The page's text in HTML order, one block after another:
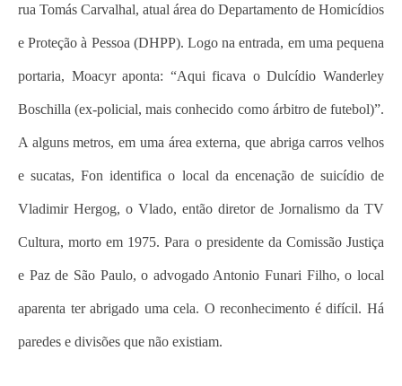
rua Tomás Carvalhal, atual área do Departamento de Homicídios
e Proteção à Pessoa (DHPP). Logo na entrada, em uma pequena
portaria, Moacyr aponta: “Aqui ficava o Dulcídio Wanderley
Boschilla (ex-policial, mais conhecido como árbitro de futebol)”.
A alguns metros, em uma área externa, que abriga carros velhos
e sucatas, Fon identifica o local da encenação de suicídio de
Vladimir Hergog, o Vlado, então diretor de Jornalismo da TV
Cultura, morto em 1975. Para o presidente da Comissão Justiça
e Paz de São Paulo, o advogado Antonio Funari Filho, o local
aparenta ter abrigado uma cela. O reconhecimento é difícil. Há
paredes e divisões que não existiam.